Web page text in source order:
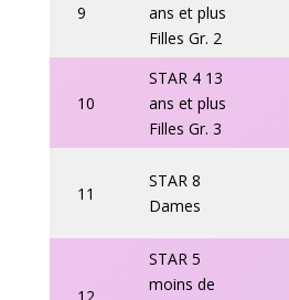
9
ans et plus
Filles Gr. 2
10
STAR 4 13
ans et plus
Filles Gr. 3
11
STAR 8
Dames
STAR 5
moins de